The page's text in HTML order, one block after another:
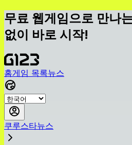
무료 웹게임으로 만나
없이 바로 시작!
홈게임 목록뉴스
쿠루스타뉴스